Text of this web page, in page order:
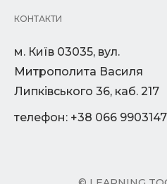
КОНТАКТИ
м. Київ 03035, вул.
Митрополита Василя
Липківського 36, каб. 217
телефон: +38 066 9903147